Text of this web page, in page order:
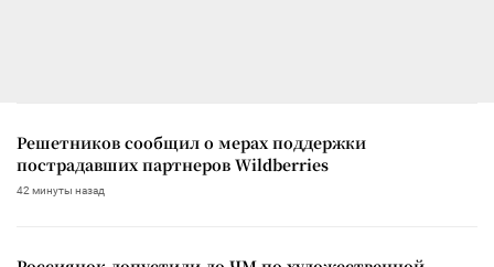
Решетников сообщил о мерах поддержки
пострадавших партнеров Wildberries
42 минуты назад